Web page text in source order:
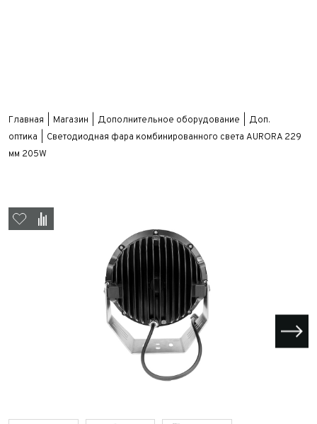
Главная Магазин Дополнительное оборудование
Доп.
оптика
Светодиодная фара комбинированного света AURORA 229
мм 205W